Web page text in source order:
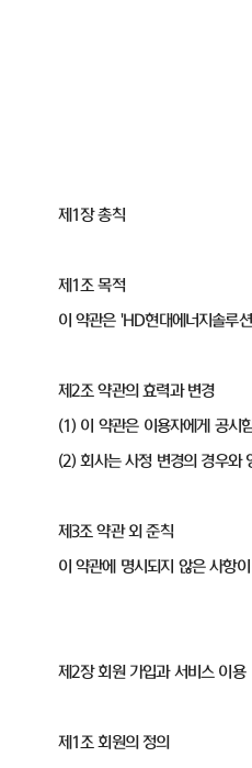
제1장 총칙
제1조 목적
이 약관은 'HD현대에너지솔루
제2조 약관의 효력과 변경
(1) 이 약관은 이용자에게 공시
(2) 회사는 사정 변경의 경우와
제3조 약관 외 준칙
이 약관에 명시되지 않은 사항
제2장 회원 가입과 서비스 이용
제1조 회원의 정의